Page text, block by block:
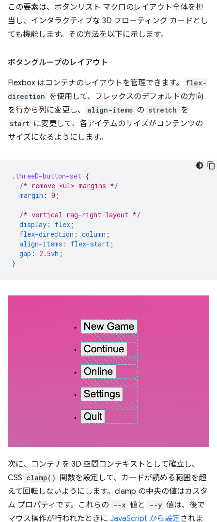
この要素は、ボタンリスト マクロのレイアウト全体を担
当し、インタラクティブな 3D フローティング カードとし
ても機能します。その方法を以下に示します。
ボタングループのレイアウト
Flexbox はコンテナのレイアウトを管理できます。
flex-
direction を使用して、フレックスのデフォルトの方向
を行から列に変更し、
align-items の stretch を
start に変更して、各アイテムのサイズがコンテンツの
サイズになるようにします。
. threeD-button-set {
/* remove <ul> margins */
margin : 0 ;
/* vertical rag-right layout */
display : flex ;
flex-direction : column ;
align-items : flex-start ;
gap : 2.5vh ;
}
次に、コンテナを 3D 空間コンテキストとして確立し、
CSS clamp()
関数を設定して、カードが読める範囲を超
えて回転しないようにします。clamp の中央の値はカスタ
ム プロパティです。これらの --x 値と --y 値は、後で
マウス操作が行われたときに JavaScript から設定されま